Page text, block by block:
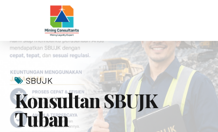
SBUJK
Konsultan SBUJK
Tuban